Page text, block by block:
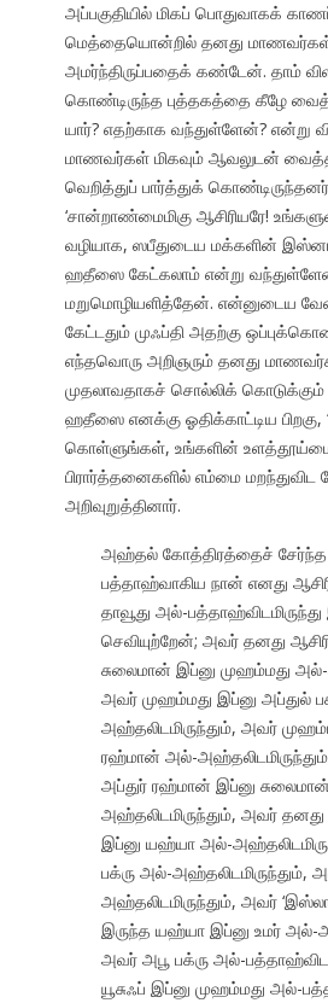
அப்பகுதியில் மிகப் பொதுவாகக்
மெத்தையொன்றில் தனது மாணவர்கள்
அமர்ந்திருப்பதைக் கண்டேன். தாம்
கொண்டிருந்த புத்தகத்தை கீழே
யார்? எதற்காக வந்துள்ளேன்? என்று
மாணவர்கள் மிகவும் ஆவலுடன்
வெறித்துப் பார்த்துக்
‘சான்றாண்மைமிகு ஆசிரியரே!
வழியாக, ஸபீதுடைய மக்களின்
ஹதீஸை கேட்கலாம் என்று
மறுமொழியளித்தேன். என்னுடைய
கேட்டதும் முஃப்தி அதற்கு
எந்தவொரு அறிஞரும் தனது
முதலாவதாகச் சொல்லிக் கொடுக்கும்
ஹதீஸை எனக்கு ஓதிக்காட்டிய பிறகு,
கொள்ளுங்கள், உங்களின்
பிரார்த்தனைகளில் எம்மை மறந்துவிட
அறிவுறுத்தினார்.
அஹ்தல் கோத்திரத்தைச்
பத்தாஹ்வாகிய நான் எனது
தாவூது அல்-
செவியுற்றேன்; அவர் தனது
சுலைமான் இப்னு முஹம்மது அல்-
அவர் முஹம்மது இப்னு அப்துல்
அஹ்தலிடமிருந்தும், அவர்
ரஹ்மான் அல்-
அப்துர் ரஹ்மான் இப்னு
அஹ்தலிடமிருந்தும், அவர்
இப்னு யஹ்யா அல்-
பக்ரு அல்-
அஹ்தலிடமிருந்தும், அவர்
இருந்த யஹ்யா இப்னு உமர் அல்-
அவர் அபூ பக்ரு அல்-
யூசுஃப் இப்னு முஹம்மது அல்-